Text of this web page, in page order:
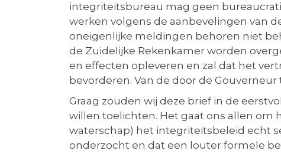
integriteitsbureau mag geen
werken volgens de aanbevelingen van
oneigenlijke meldingen behoren niet
de Zuidelijke Rekenkamer worden
en effecten opleveren en zal dat het
bevorderen. Van de door de
Graag zouden wij deze brief in de
willen toelichten. Het gaat ons allen om
waterschap) het integriteitsbeleid echt
onderzocht en dat een louter formele